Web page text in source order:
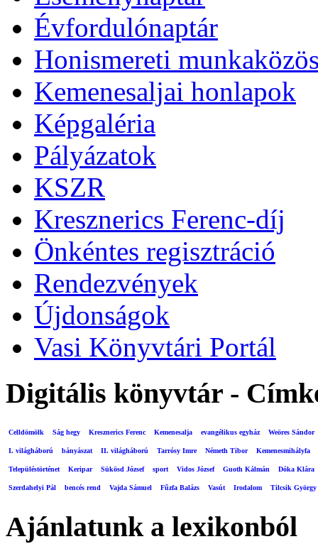
Évfordulónaptár
Honismereti
Kemenesaljai honlapok
Képgaléria
Pályázatok
KSZR
Kresznerics Ferenc-díj
Önkéntes regisztráció
Rendezvények
Újdonságok
Vasi Könyvtári Portál
Digitális könyvtár -
Celldömölk Ság hegy Kresznerics Ferenc Kemenesalja evangélikus egyház Weöres Sándor
I. világháború bányászat II. világháború Tarrósy Imre Németh Tibor Kemenesmihályfa
Településtörténet Keripar Sükösd József sport Vidos József Guoth Kálmán Dóka Klára
Szerdahelyi Pál bencés rend Vajda Sámuel Fűzfa Balázs Vasút Irodalom Tilcsik György
Ajánlatunk a lexikonból